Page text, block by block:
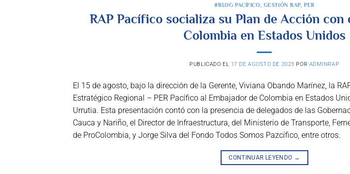
#BLOG PACÍFICO, GESTIÓN RAP,PER
RAP Pacífico socializa su Plan de Acción con
Colombia en Estados Unidos
PUBLICADO EL 17 DE AGOSTO DE 2023 POR ADMINRAP
El 15 de agosto, bajo la dirección de la Gerente, Viviana Obando Marínez, la
Estratégico Regional – PER Pacífico al Embajador de Colombia en Estados
Urrutia. Esta presentación contó con la presencia de delegados de las
Cauca y Nariño, el Director de Infraestructura, del Ministerio de Transporte,
de ProColombia, y Jorge Silva del Fondo Todos Somos Pazcífico, entre otros.
CONTINUAR LEYENDO →